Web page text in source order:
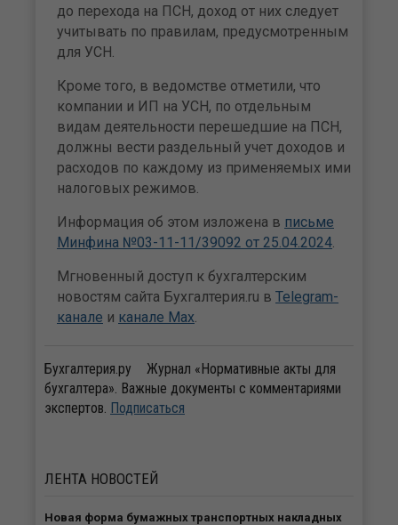
до перехода на ПСН, доход от них следует
учитывать по правилам, предусмотренным
для УСН.
Кроме того, в ведомстве отметили, что
компании и ИП на УСН, по отдельным
видам деятельности перешедшие на ПСН,
должны вести раздельный учет доходов и
расходов по каждому из применяемых ими
налоговых режимов.
Информация об этом изложена в письме
Минфина №03-11-11/39092 от 25.04.2024.
Мгновенный доступ к бухгалтерским
новостям сайта Бухгалтерия.ru в Telegram-
канале и канале Max.
Бухгалтерия.ру
Журнал «Нормативные акты для
бухгалтера». Важные документы с комментариями
экспертов. Подписаться
ЛЕНТА НОВОСТЕЙ
Новая форма бумажных транспортных накладных